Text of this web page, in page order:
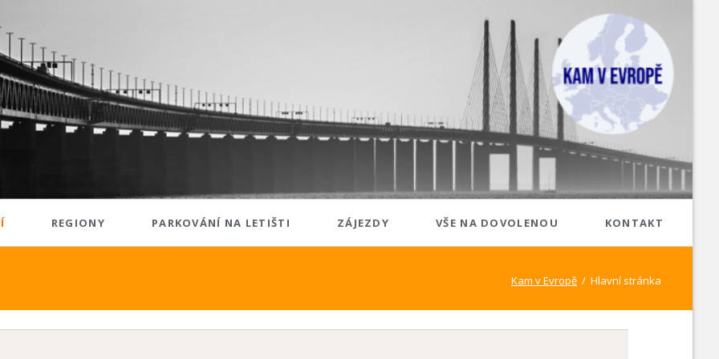
REGIONY
Irsko
Malta
PARKOVÁNÍ NA LETIŠTI ZÁJEZDY VŠE NA DOVOLENOU KONTAKT
Kam v Evropě Hlavní stránka